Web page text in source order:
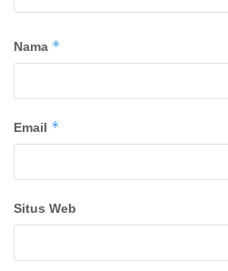
Nama *
Email *
Situs Web